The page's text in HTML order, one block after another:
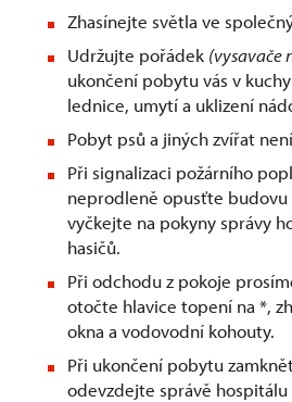
Zhasínejte světla ve
Udržujte pořádek (vysavače
ukončení pobytu vás v
lednice, umytí a uklizení
Pobyt psů a jiných zvířat
Při signalizaci požárního
neprodleně opusťte budovu
vyčkejte na pokyny správy
hasičů.
Při odchodu z pokoje
otočte hlavice topení na *,
okna a vodovodní kohouty.
Při ukončení pobytu
odevzdejte správě hospitálu